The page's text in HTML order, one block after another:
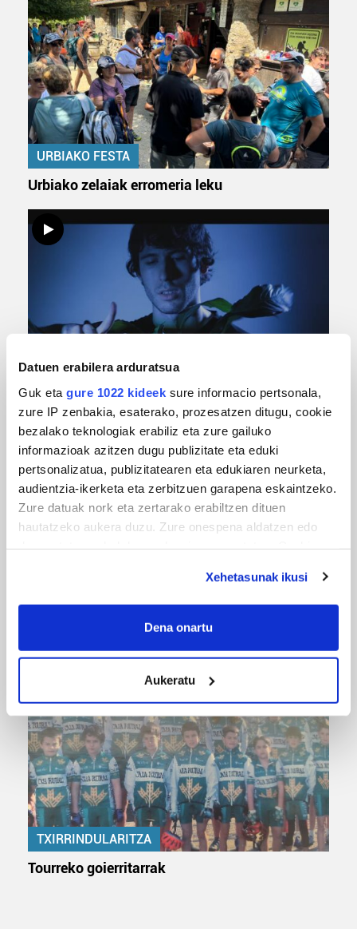
Datuen erabilera arduratsua
Guk eta gure 1022 kideek sure informacio pertsonala,
zure IP zenbakia, esaterako, prozesatzen ditugu, cookie
bezalako teknologiak erabiliz eta zure gailuko
informazioak azitzen dugu publizitate eta eduki
pertsonalizatua, publizitatearen eta edukiaren neurketa,
audientzia-ikerketa eta zerbitzuen garapena eskaintzeko.
Zure datuak nork eta zertarako erabiltzen dituen
hautatzeko aukera duzu. Zure onespena aldatzen edo
If you allow, we would also like to:
Collect information about your geographical
meters
Identify your device by actively scanning it for
specific characteristics (fingerprinting)
Find out more about how your personal data is processed
and set your preferences in thedetails section.
Guk eta gure bazkideek zure datu pertsonalak
prozesatzen ditugu, zure IP zenbakia, besteak beste,
teknologia erabiliz, cookieak adibidez, iragarki eta eduki
pertsonalizatuak eskaintzeko, iragarkiak eta edukia
produktuak garatzeko. Zure datuak nork eta zertarako
Xehetasunak ikusi
Dena onartu
Aukeratu
URBIAKO FESTA
Urbiako zelaiak erromeria leku
MUSIKA
Odik berria ezagutzeko aukera 'KimiK' eta
'Amaaaa!' abestiekin
MUSA
Euxebio eta Ekaitz Zabala: Zumarragako mus
txapelketa irabazi duten aita-semeak
TXIRRINDULARITZA
Tourreko goierritarrak